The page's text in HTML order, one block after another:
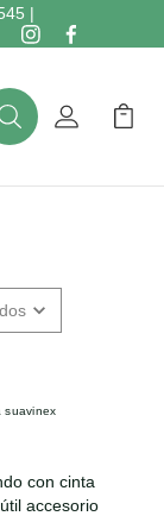
|
BuscarMi Cuenta
Mi
suavinex
con cinta
accesorio